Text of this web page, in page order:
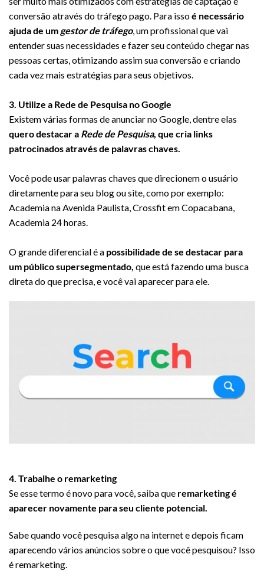
conversão através do tráfego pago. Para issoé necessário
ajuda de um gestor de tráfego, um profissional que vai
entender suas necessidades e fazer seu conteúdo chegar nas
pessoas certas, otimizando assim sua conversão e criando
cada vez mais estratégias para seus objetivos.
3. Utilize a Rede de Pesquisa no Google
Existem várias formas de anunciar no Google, dentre elas
quero destacar a Rede de Pesquisa, que cria links
patrocinados através de palavras chaves.
Você pode usar palavras chaves que direcionem o usuário
diretamente para seu blog ou site, como por exemplo:
Academia na Avenida Paulista, Crossfit em Copacabana,
Academia 24 horas.
O grande diferencial é a possibilidade de se destacar para
um público supersegmentado, que está fazendo uma busca
direta do que precisa, e você vai aparecer para ele.
4. Trabalhe o remarketing
Se esse termo é novo para você, saiba que remarketing é
aparecer novamente para seu cliente potencial.
Sabe quando você pesquisa algo na internet e depois ficam
aparecendo vários anúncios sobre o que você pesquisou? Isso
é remarketing.